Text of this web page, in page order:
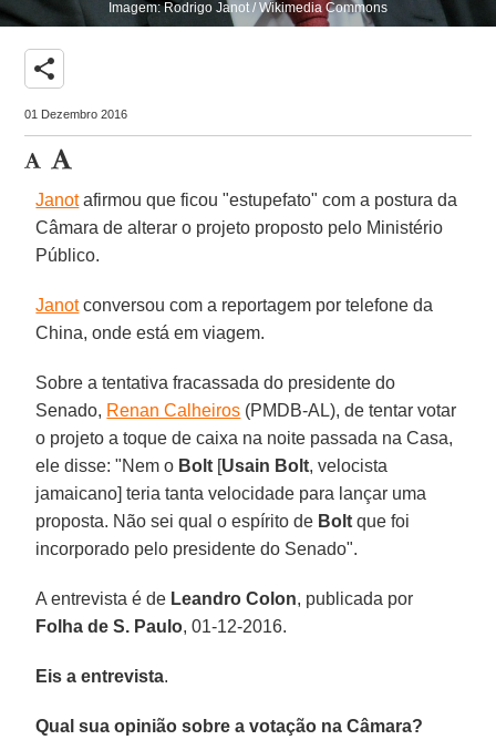
Imagem: Rodrigo Janot / Wikimedia Commons
share
01 Dezembro 2016
Janotafirmou que ficou "estupefato" com a postura da
Câmara de alterar o projeto proposto pelo Ministério
Público.
Janotconversou com a reportagem por telefone da
China, onde está em viagem.
Sobre a tentativa fracassada do presidente do
Senado, Renan Calheiros (PMDB-AL), de tentar votar
o projeto a toque de caixa na noite passada na Casa,
ele disse: "Nem o Bolt [Usain Bolt, velocista
jamaicano] teria tanta velocidade para lançar uma
proposta. Não sei qual o espírito de Bolt que foi
incorporado pelo presidente do Senado".
A entrevista é de Leandro Colon, publicada por
Folha de S. Paulo, 01-12-2016.
Eis a entrevista.
Qual sua opinião sobre a votação na Câmara?